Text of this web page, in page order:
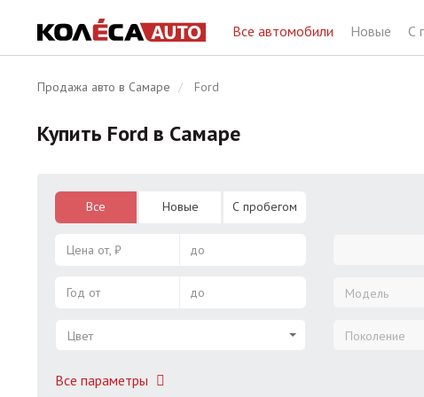
Все автомобили Новые С
Продажа авто в Самаре Ford
Купить Ford в Самаре
Все Новые С пробегом
Цена от, ₽ до
Год от до
Цвет
Все параметры
Модель
Поколение